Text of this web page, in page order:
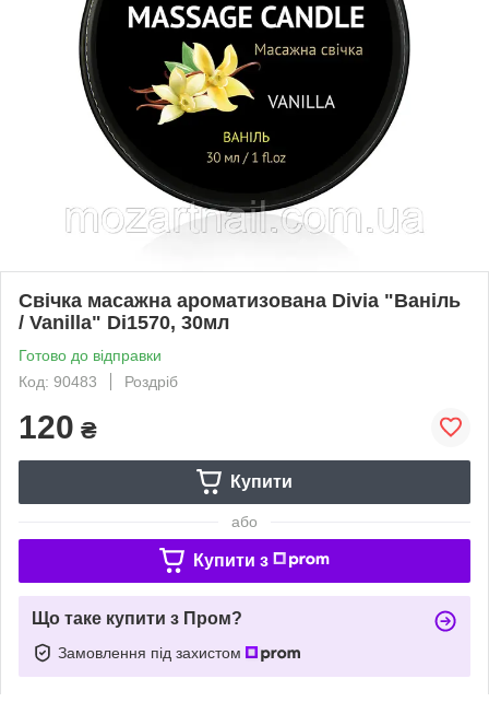
Свічка масажна ароматизована Divia "Ваніль
/ Vanilla" Di1570, 30мл
Готово до відправки
Код: 90483
Роздріб
120 ₴
Купити
або
Купити з
Що таке купити з Пром?
Замовлення під захистом